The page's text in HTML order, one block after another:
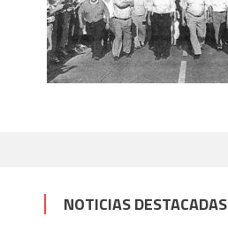
NOTICIAS DESTACADAS